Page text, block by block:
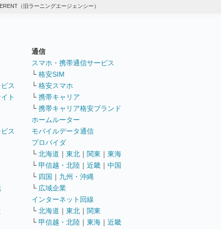
（旧ラーニングエージェンシー）
ス
ト
ス
通信
スマホ・携帯通信サービス
└ 格安SIM
└ 格安スマホ
└ 携帯キャリア
└ 携帯キャリア格安ブランド
ホームルーター
モバイルデータ通信
プロバイダ
└ 北海道 ｜ 東北 ｜ 関東 ｜ 東海
└ 甲信越・北陸 ｜ 近畿 ｜ 中国
└ 四国 ｜ 九州・沖縄
└ 広域企業
インターネット回線
└ 北海道 ｜ 東北 ｜ 関東
└ 甲信越・北陸 ｜ 東海 ｜ 近畿